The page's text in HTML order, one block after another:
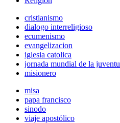
cristianismo
dialogo interreligioso
ecumenismo
evangelizacion
iglesia catolica
jornada mundial de la
misionero
misa
papa francisco
sinodo
viaje apostólico